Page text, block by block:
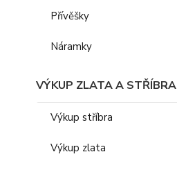
Přívěšky
Náramky
VÝKUP ZLATA A STŘÍBRA
Výkup stříbra
Výkup zlata